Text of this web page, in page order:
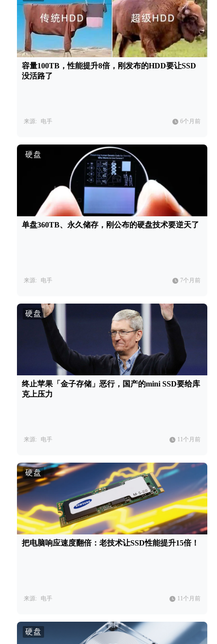
容量100TB，性能提升8倍，刚发布的HDD要让SSD
没活路了
来源: 电手 6个月前
硬盘
单盘360TB、永久储存，刚公布的硬盘技术要逆天了
来源: 电手 7个月前
硬盘
终止苹果「金子存储」恶行，国产的mini SSD要给库
克上压力
来源: 电手 11个月前
硬盘
把电脑响应速度翻倍：老技术让SSD性能提升15倍！
来源: 电手 11个月前
硬盘